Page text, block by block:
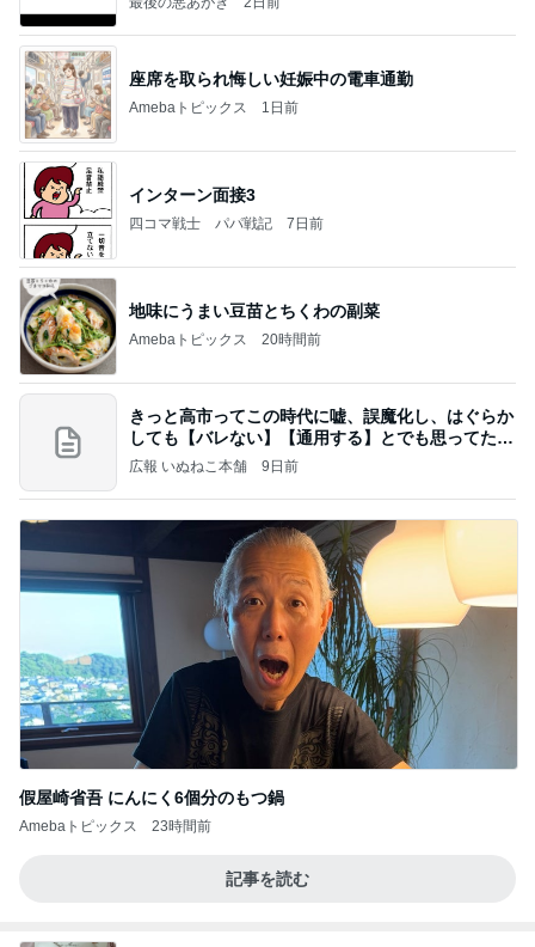
座席を取られ悔しい妊娠中の電車通勤
Amebaトピックス 1日前
インターン面接3
四コマ戦士 パパ戦記 7日前
地味にうまい豆苗とちくわの副菜
Amebaトピックス 20時間前
きっと高市ってこの時代に嘘、誤魔化し、はぐらか
しても【バレない】【通用する】とでも思ってたん
だろ
広報 いぬねこ本舗 9日前
假屋崎省吾 にんにく6個分のもつ鍋
Amebaトピックス 23時間前
記事を読む